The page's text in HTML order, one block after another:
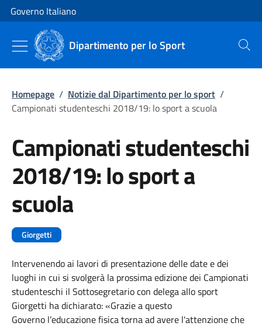
Vai al contenuto
Vai alla navigazione del sito
Governo Italiano
Dipartimento per lo Sport Cerca
Homepage / Notizie dal Dipartimento per lo sport /
Campionati studenteschi 2018/19: lo sport a scuola
Campionati studenteschi
2018/19: lo sport a
scuola
Giorgetti
Intervenendo ai lavori di presentazione delle date e dei
luoghi in cui si svolgerà la prossima edizione dei Campionati
studenteschi il Sottosegretario con delega allo sport
Giorgetti ha dichiarato: «Grazie a questo
Governo l’educazione fisica torna ad avere l'attenzione che